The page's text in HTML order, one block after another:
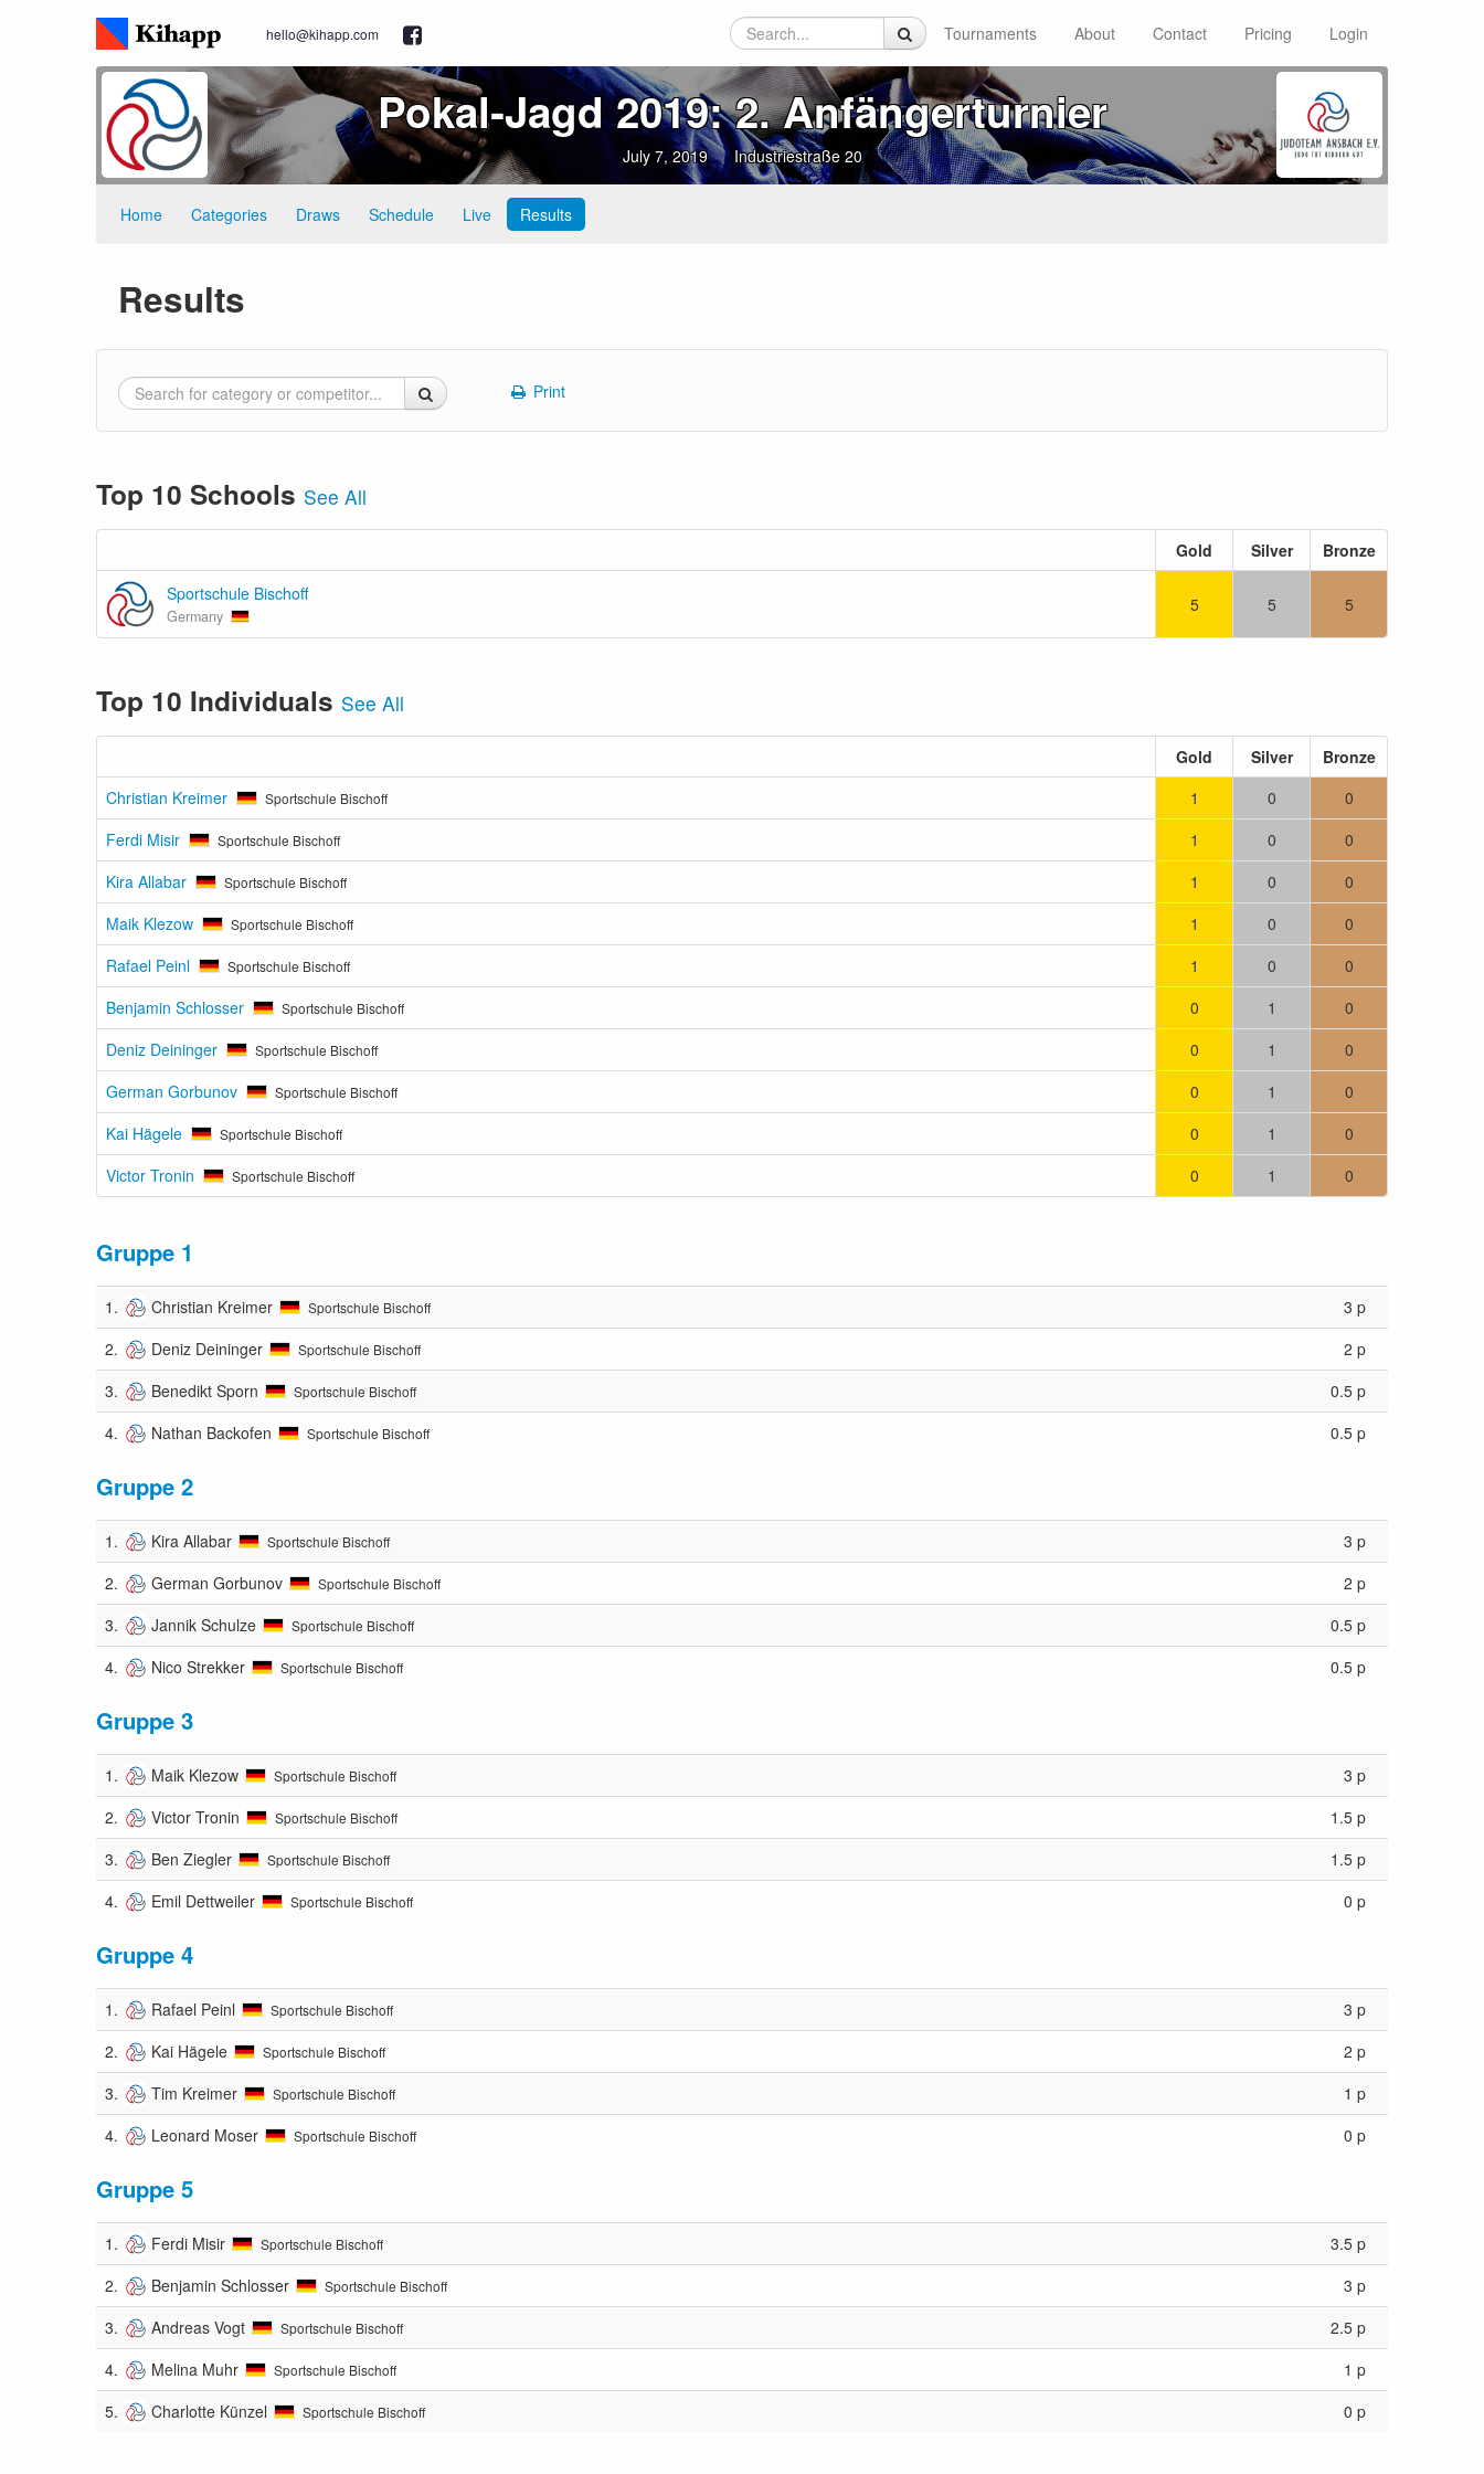
hello@kihapp.com Tournaments About Contact Pricing Login
Pokal‑Jagd 2019: 2. Anfängerturnier
July 7, 2019 Industriestraße 20
Home Categories Draws Schedule Live Results
Results
Print
Top 10 Schools See All
Gold Silver
Bronze
Sportschule Bischoff
Germany
5 5 5
Top 10 Individuals See All
Gold Silver
Bronze
Christian Kreimer
Sportschule Bischoff 1 0
0
Ferdi Misir
Sportschule Bischoff 1 0
0
Kira Allabar
Sportschule Bischoff 1 0
0
Maik Klezow
Sportschule Bischoff 1 0
0
Rafael Peinl
Sportschule Bischoff 1 0
0
Benjamin Schlosser
Sportschule Bischoff 0 1
0
Deniz Deininger
Sportschule Bischoff 0 1
0
German Gorbunov
Sportschule Bischoff 0 1
0
Kai Hägele
Sportschule Bischoff 0 1
0
Victor Tronin
Sportschule Bischoff 0 1 0
Gruppe 1
1. Christian Kreimer Sportschule Bischoff
3 p
2.
Deniz Deininger Sportschule Bischoff
2 p
3.
Benedikt Sporn Sportschule Bischoff
0.5 p
4.
Nathan Backofen Sportschule Bischoff 0.5 p
Gruppe 2
1. Kira Allabar Sportschule Bischoff
3 p
2.
German Gorbunov Sportschule Bischoff
2 p
3.
Jannik Schulze Sportschule Bischoff
0.5 p
4.
Nico Strekker Sportschule Bischoff 0.5 p
Gruppe 3
1. Maik Klezow Sportschule Bischoff
3 p
2.
Victor Tronin Sportschule Bischoff
1.5 p
3.
Ben Ziegler Sportschule Bischoff
1.5 p
4.
Emil Dettweiler Sportschule Bischoff 0 p
Gruppe 4
1. Rafael Peinl Sportschule Bischoff
3 p
2.
Kai Hägele Sportschule Bischoff
2 p
3.
Tim Kreimer Sportschule Bischoff
1 p
4.
Leonard Moser Sportschule Bischoff 0 p
Gruppe 5
1. Ferdi Misir Sportschule Bischoff
3.5 p
2.
Benjamin Schlosser Sportschule Bischoff
3 p
3.
Andreas Vogt Sportschule Bischoff
2.5 p
4.
Melina Muhr Sportschule Bischoff
1 p
5.
Charlotte Künzel Sportschule Bischoff 0 p